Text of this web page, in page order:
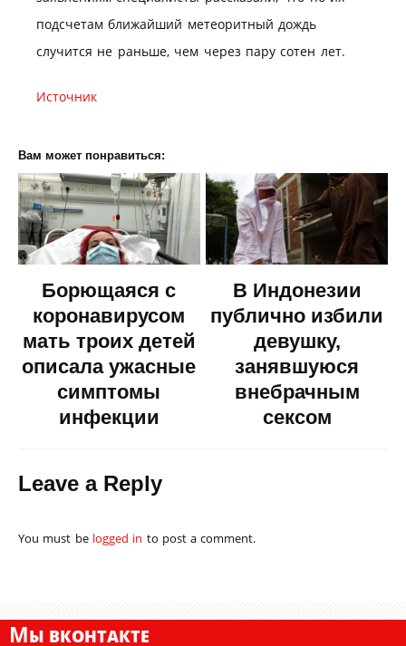
подсчетам ближайший метеоритный дождь
случится не раньше, чем через пару сотен лет.
Источник
Вам может понравиться:
Борющаяся с
коронавирусом
мать троих детей
описала ужасные
симптомы
инфекции
В Индонезии
публично избили
девушку,
занявшуюся
внебрачным
сексом
Leave a Reply
You must be logged in to post a comment.
МЫ ВКОНТАКТЕ